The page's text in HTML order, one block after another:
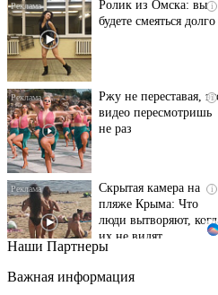
не раз
люди вытворяют, когда
их не видят...
Ролик длится
смеяться вы будете
Наши Партнеры
Важная информация